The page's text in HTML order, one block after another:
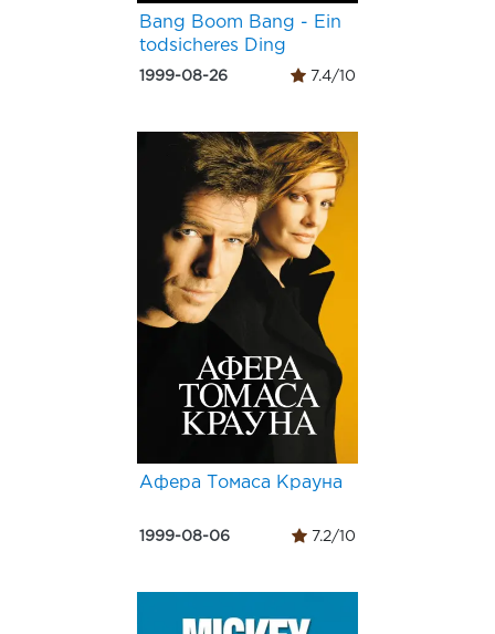
Bang Boom Bang - Ein
todsicheres Ding
1999-08-26 7.4/10
Афера Томаса Крауна
1999-08-06 7.2/10